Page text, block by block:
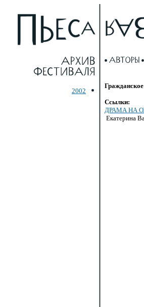
2002
Ссылки:
ДРАМА НА
Екатерина